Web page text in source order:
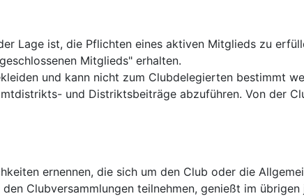
Lage ist, die Pflichten eines aktiven Mitglieds zu
Mitglieds" erhalten.
und kann nicht zum Clubdelegierten bestimmt
und Distriktsbeiträge abzuführen. Von der
ernennen, die sich um den Club oder die
Clubversammlungen teilnehmen, genießt im